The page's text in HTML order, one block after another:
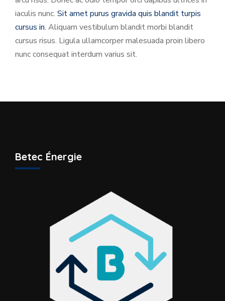
iaculis nunc. Sit amet purus gravida quis blandit turpis
cursus in. Aliquam vestibulum blandit morbi blandit
cursus risus. Ligula ullamcorper malesuada proin libero
nunc consequat interdum varius sit.
Betec Énergie